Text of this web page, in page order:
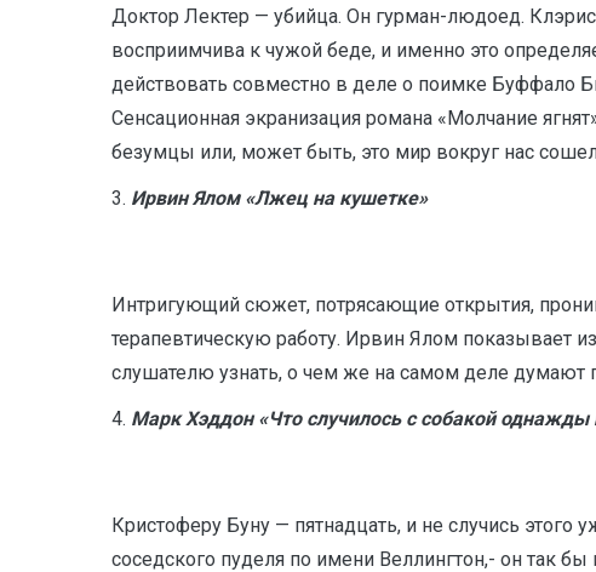
Доктор Лектер — убийца. Он гурман-людоед.
восприимчива к чужой беде, и именно это
действовать совместно в деле о поимке Буффало
Сенсационная экранизация романа «Молчание
безумцы или, может быть, это мир вокруг нас
3. Ирвин Ялом «Лжец на кушетке»
Интригующий сюжет, потрясающие открытия,
терапевтическую работу. Ирвин Ялом показывает
слушателю узнать, о чем же на самом деле думают
4. Марк Хэддон «Что случилось с собакой однажды
Кристоферу Буну — пятнадцать, и не случись этого
соседского пуделя по имени Веллингтон,- он так